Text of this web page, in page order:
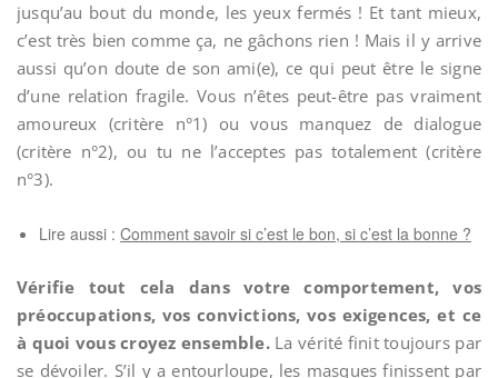
jusqu’au bout du monde, les yeux fermés ! Et tant mieux,
c’est très bien comme ça, ne gâchons rien ! Mais il y arrive
aussi qu’on doute de son ami(e), ce qui peut être le signe
d’une relation fragile. Vous n’êtes peut-être pas vraiment
amoureux (critère n°1) ou vous manquez de dialogue
(critère n°2), ou tu ne l’acceptes pas totalement (critère
n°3).
Lire aussi : Comment savoir si c’est le bon, si c’est la bonne ?
Vérifie tout cela dans votre comportement, vos
préoccupations, vos convictions, vos exigences, et ce
à quoi vous croyez ensemble.La vérité finit toujours par
se dévoiler. S’il y a entourloupe, les masques finissent par